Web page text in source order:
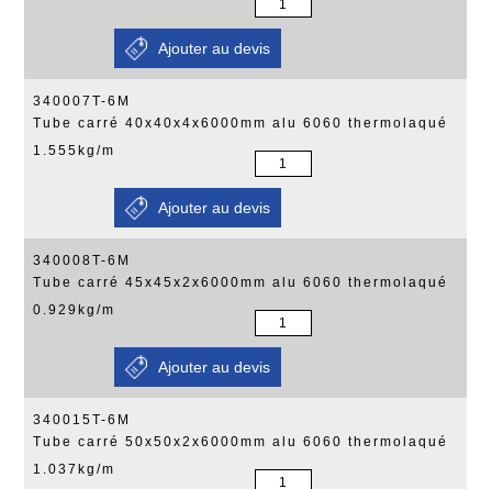
340007T-6M
Tube carré 40x40x4x6000mm alu 6060 thermolaqué
1.555kg/m
340008T-6M
Tube carré 45x45x2x6000mm alu 6060 thermolaqué
0.929kg/m
340015T-6M
Tube carré 50x50x2x6000mm alu 6060 thermolaqué
1.037kg/m